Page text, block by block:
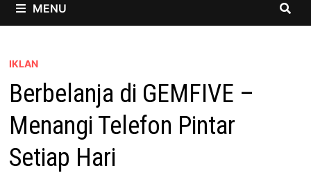
MENU
IKLAN
Berbelanja di GEMFIVE –
Menangi Telefon Pintar
Setiap Hari